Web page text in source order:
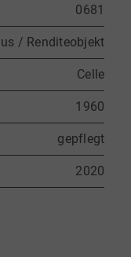
0681
/ Renditeobjekt
Celle
1960
gepflegt
2020